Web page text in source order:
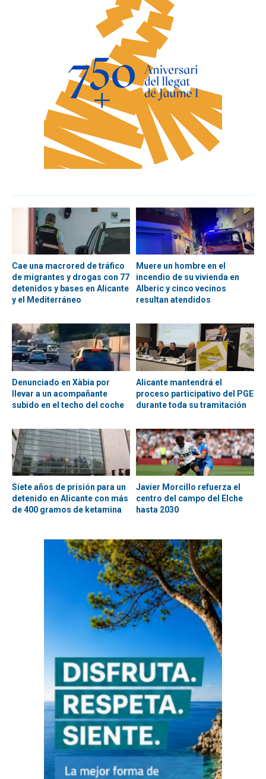
Cae una macrored de tráfico
de migrantes y drogas con 77
detenidos y bases en Alicante
y el Mediterráneo
Muere un hombre en el
incendio de su vivienda en
Alberic y cinco vecinos
resultan atendidos
Denunciado en Xàbia por
llevar a un acompañante
subido en el techo del coche
Alicante mantendrá el
proceso participativo del PGE
durante toda su tramitación
Siete años de prisión para un
detenido en Alicante con más
de 400 gramos de ketamina
Javier Morcillo refuerza el
centro del campo del Elche
hasta 2030